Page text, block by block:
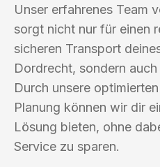
Unser erfahrenes Team
sorgt nicht nur für einen
sicheren Transport
Dordrecht, sondern
Durch unsere
Planung können wir dir
Lösung bieten, ohne
Service zu sparen.